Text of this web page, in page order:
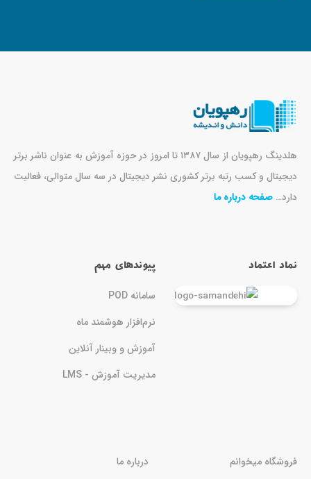
هلدینگ رهپویان از سال ۱۳۸۷ تا امروز در حوزه آموزش به عنوان ناشر برتر
دیجیتال و کسب رتبه برتر کشوری نشر دیجیتال در سه سال متوالی، فعالیت
دارد… صفحه درباره ما
نماد اعتماد پیوندهای مهم
سامانه POD
نرم‌افزار هوشمند ماه
آموزش و وبینار آنلاین
مدیریت آموزش - LMS
فروشگاه میخوانم
درباره ما